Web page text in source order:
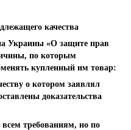
качества
Украины «О защите прав
по которым
купленный им товар:
о котором заявлял
доказательства
всем требованиям, но по